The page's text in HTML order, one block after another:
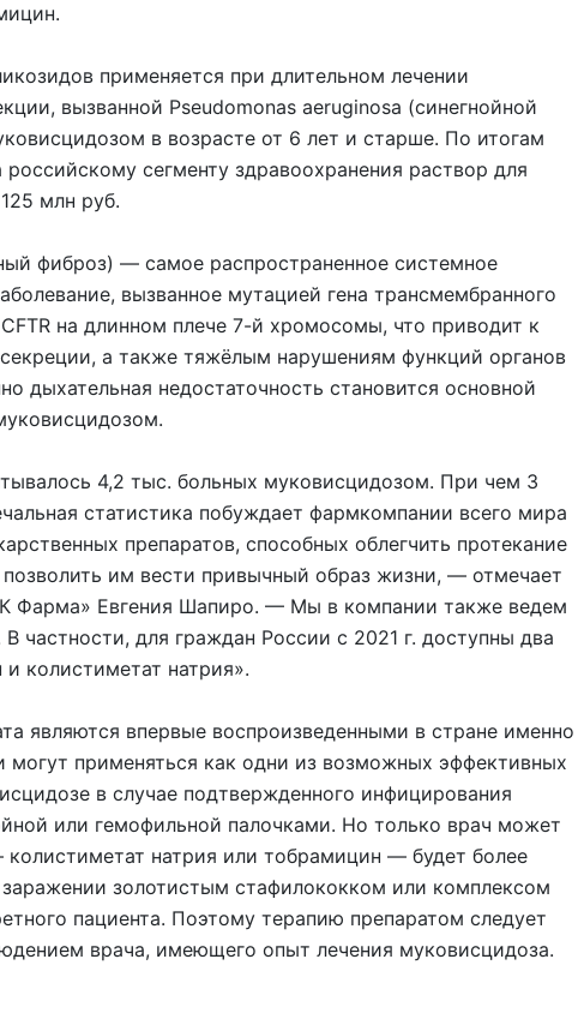
применяется при длительном лечении
вызванной Pseudomonas aeruginosa (синегнойной
в возрасте от 6 лет и старше. По итогам
сегменту здравоохранения раствор для
млн руб.
фиброз) — самое распространенное системное
вызванное мутацией гена трансмембранного
на длинном плече 7-й хромосомы, что приводит к
а также тяжёлым нарушениям функций органов
дыхательная недостаточность становится основной
4,2 тыс. больных муковисцидозом. При чем 3
статистика побуждает фармкомпании всего мира
препаратов, способных облегчить протекание
позволить им вести привычный образ жизни, — отмечает
Фарма» Евгения Шапиро. — Мы в компании также ведем
частности, для граждан России с 2021 г. доступны два
колистиметат натрия».
являются впервые воспроизведенными в стране именно
могут применяться как одни из возможных эффективных
в случае подтвержденного инфицирования
или гемофильной палочками. Но только врач может
натрия или тобрамицин — будет более
золотистым стафилококком или комплексом
пациента. Поэтому терапию препаратом следует
врача, имеющего опыт лечения муковисцидоза.